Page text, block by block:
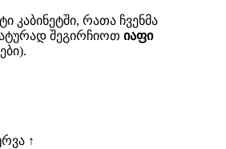
კაბინეტში, რათა ჩვენმა
შეგირჩიოთ იაფი
↑